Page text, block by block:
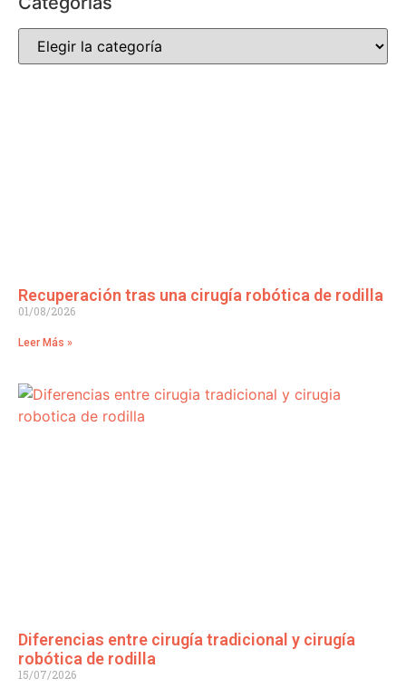
Recuperación tras una cirugía robótica de rodilla
01/08/2026
Leer Más »
Diferencias entre cirugía tradicional y cirugía
robótica de rodilla
15/07/2026